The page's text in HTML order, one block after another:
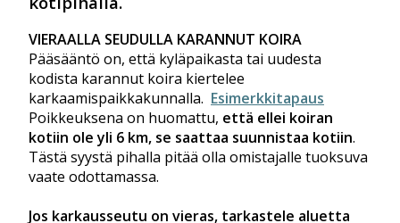
VIERAALLA SEUDULLA KARANNUT KOIRA
Pääsääntö on, että kyläpaikasta tai uudesta
kodista karannut koira kiertelee
karkaamispaikkakunnalla. Esimerkkitapaus
Poikkeuksena on huomattu, että ellei koiran
kotiin ole yli 6 km, se saattaa suunnistaa kotiin.
Tästä syystä pihalla pitää olla omistajalle tuoksuva
vaate odottamassa.
Jos karkausseutu on vieras, tarkastele aluetta